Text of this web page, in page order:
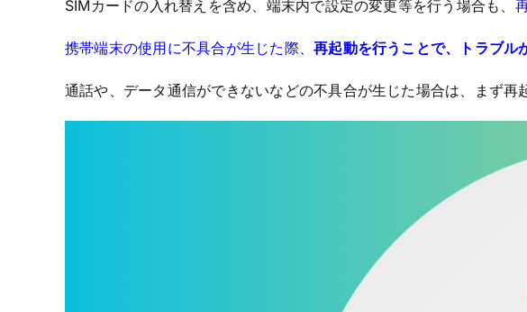
SIMカードの入れ替えを含め、端末内で設定の変更等を行う場合も、
携帯端末の使用に不具合が生じた際、再起動を行うことで、トラブル
通話や、データ通信ができないなどの不具合が生じた場合は、まず再